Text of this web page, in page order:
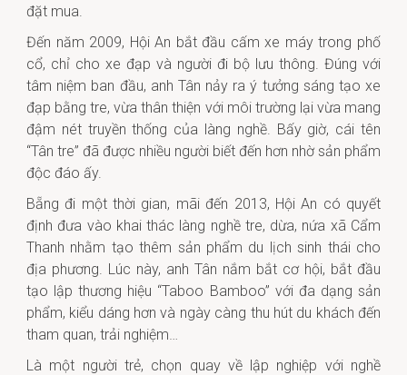
đặt mua.
Đến năm 2009, Hội An bắt đầu cấm xe máy trong phố
cổ, chỉ cho xe đạp và người đi bộ lưu thông. Đúng với
tâm niệm ban đầu, anh Tân nảy ra ý tưởng sáng tạo xe
đạp bằng tre, vừa thân thiện với môi trường lại vừa mang
đậm nét truyền thống của làng nghề. Bấy giờ, cái tên
“Tân tre” đã được nhiều người biết đến hơn nhờ sản phẩm
độc đáo ấy.
Bẵng đi một thời gian, mãi đến 2013, Hội An có quyết
định đưa vào khai thác làng nghề tre, dừa, nứa xã Cẩm
Thanh nhằm tạo thêm sản phẩm du lịch sinh thái cho
địa phương. Lúc này, anh Tân nắm bắt cơ hội, bắt đầu
tạo lập thương hiệu “Taboo Bamboo” với đa dạng sản
phẩm, kiểu dáng hơn và ngày càng thu hút du khách đến
tham quan, trải nghiệm…
Là một người trẻ, chọn quay về lập nghiệp với nghề